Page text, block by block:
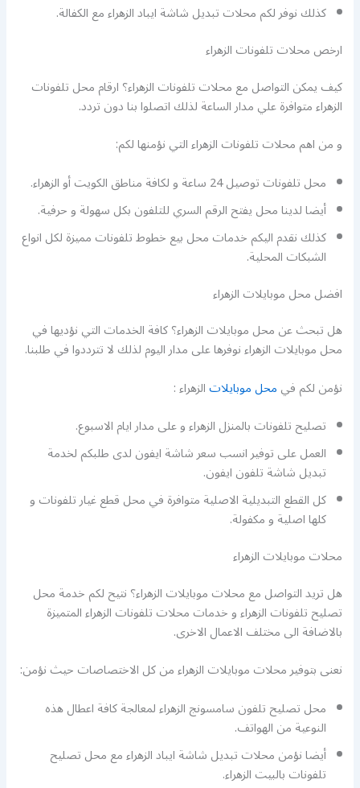
كذلك نوفر لكم محلات تبديل شاشة ايباد الزهراء مع الكفالة.
ارخص محلات تلفونات الزهراء
كيف يمكن التواصل مع محلات تلفونات الزهراء؟ ارقام محل تلفونات
الزهراء متوافرة علي مدار الساعة لذلك اتصلوا بنا دون تردد.
و من اهم محلات تلفونات الزهراء التي نؤمنها لكم:
محل تلفونات توصيل 24 ساعة و لكافة مناطق الكويت أو الزهراء.
أيضا لدينا محل يفتح الرقم السري للتلفون بكل سهولة و حرفية.
كذلك نقدم اليكم خدمات محل بيع خطوط تلفونات مميزة لكل انواع
الشبكات المحلية.
افضل محل موبايلات الزهراء
هل تبحث عن محل موبايلات الزهراء؟ كافة الخدمات التي نؤديها في
محل موبايلات الزهراء نوفرها على مدار اليوم لذلك لا تترددوا في طلبنا.
نؤمن لكم فيمحل موبايلاتالزهراء :
تصليح تلفونات بالمنزل الزهراء و على مدار ايام الاسبوع.
العمل على توفير انسب سعر شاشة ايفون لدى طلبكم لخدمة
تبديل شاشة تلفون ايفون.
كل القطع التبديلية الاصلية متوافرة في محل قطع غيار تلفونات و
كلها اصلية و مكفولة.
محلات موبايلات الزهراء
هل تريد التواصل مع محلات موبايلات الزهراء؟ نتيح لكم خدمة محل
تصليح تلفونات الزهراء و خدمات محلات تلفونات الزهراء المتميزة
بالاضافة الى مختلف الاعمال الاخرى.
نعنى بتوفير محلات موبايلات الزهراء من كل الاختصاصات حيث نؤمن:
محل تصليح تلفون سامسونج الزهراء لمعالجة كافة اعطال هذه
النوعية من الهواتف.
أيضا نؤمن محلات تبديل شاشة ايباد الزهراء مع محل تصليح
تلفونات بالبيت الزهراء.